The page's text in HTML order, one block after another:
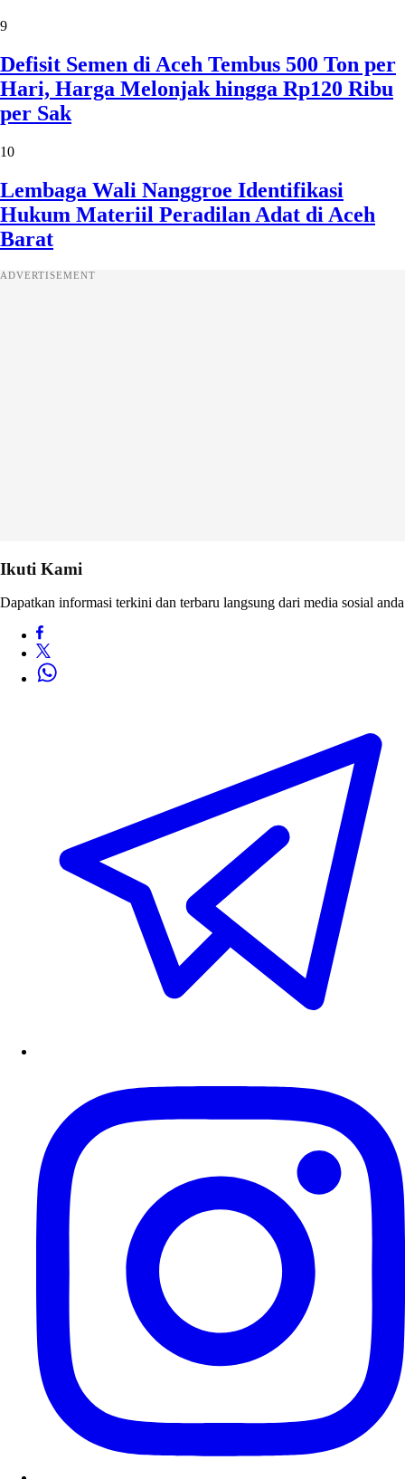
9
Defisit Semen di Aceh Tembus 500 Ton per
Hari, Harga Melonjak hingga Rp120 Ribu
per Sak
10
Lembaga Wali Nanggroe Identifikasi
Hukum Materiil Peradilan Adat di Aceh
Barat
ADVERTISEMENT
Ikuti Kami
Dapatkan informasi terkini dan terbaru langsung dari media sosial anda